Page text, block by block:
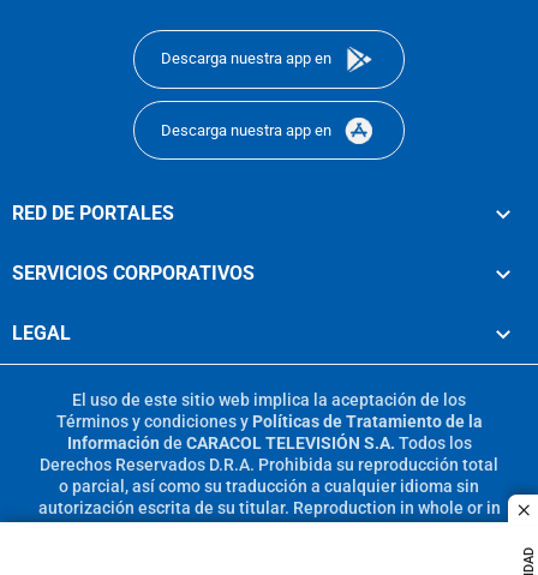
Descarga nuestra app en
Descarga nuestra app en
RED DE PORTALES
SERVICIOS CORPORATIVOS
LEGAL
El uso de este sitio web implica la aceptación de los
Términos y condicionesy Políticas de Tratamiento de la
Información de CARACOL TELEVISIÓN S.A. Todos los
Derechos Reservados D.R.A. Prohibida su reproducción total
o parcial, así como su traducción a cualquier idioma sin
autorización escrita de su titular. Reproduction in whole or in